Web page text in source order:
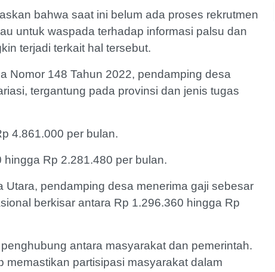
bahwa saat ini belum ada proses rekrutmen
untuk waspada terhadap informasi palsu dan
terjadi terkait hal tersebut.
Nomor 148 Tahun 2022, pendamping desa
tergantung pada provinsi dan jenis tugas
4.861.000 per bulan.
Rp 2.281.480 per bulan.
Utara, pendamping desa menerima gaji sebesar
berkisar antara Rp 1.296.360 hingga Rp
antara masyarakat dan pemerintah.
memastikan partisipasi masyarakat dalam